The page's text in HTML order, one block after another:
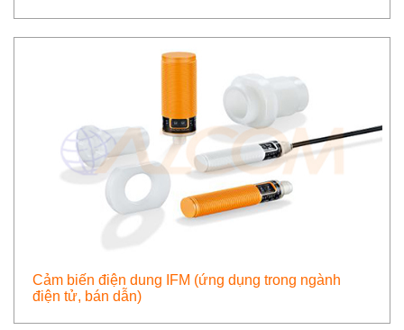
Cảm biến điện dung IFM (ứng dụng trong ngành
điện tử, bán dẫn)